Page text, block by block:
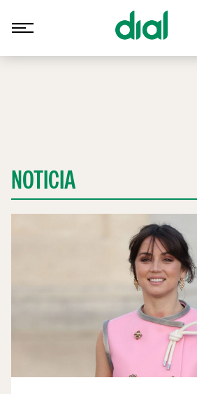
NOTICIA